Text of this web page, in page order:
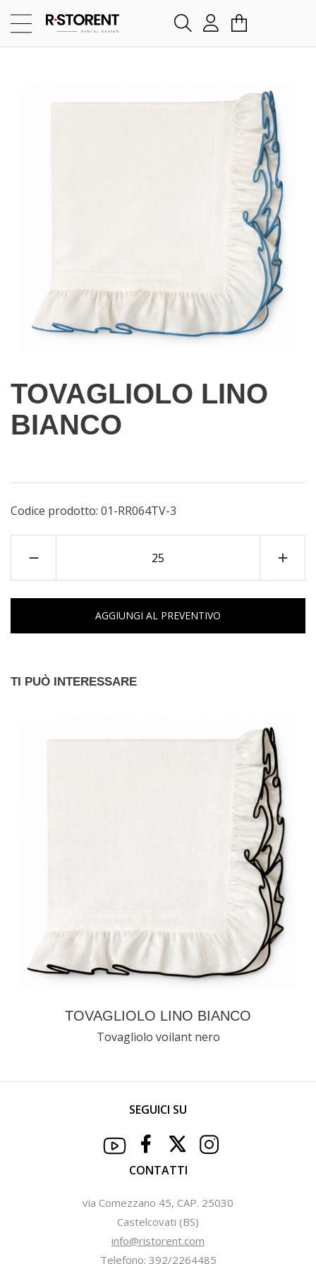
TOVAGLIOLO LINO
BIANCO
Codice prodotto: 01-RR064TV-3
AGGIUNGI AL PREVENTIVO
TI PUÒ INTERESSARE
TOVAGLIOLO LINO BIANCO
Tovagliolo voilant nero
SEGUICI SU
CONTATTI
via Comezzano 45, CAP. 25030
Castelcovati (BS)
info@ristorent.com
Telefono: 392/2264485